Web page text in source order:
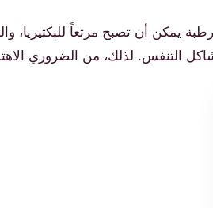
يمكن أن تصبح مرتعاً
التنفس. لذلك، من الضروري